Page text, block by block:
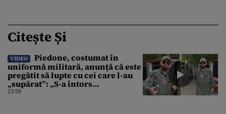
Citește Și
VIDEO
Piedone, costumat în
uniformă militară, anunță că este
pregătit să lupte cu cei care l-au
„supărat”: „S-a întors
boomerangul”
23:59